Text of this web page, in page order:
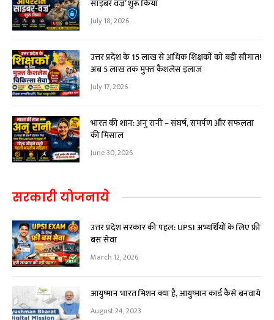
साइबर वज्र’ शुरू किया
July 18, 2026
उत्तर प्रदेश के 15 लाख से अधिक शिक्षकों को बड़ी सौगात!
अब ₹5 लाख तक मुफ्त कैशलेस इलाज
July 17, 2026
भारत की शान: अनु रानी – संघर्ष, समर्पण और सफलता
की मिसाल
June 30, 2026
सरकारी योजनाये
उत्तर प्रदेश सरकार की पहल: UPSI अभ्यर्थियों के लिए फ्री
बस सेवा
March 12, 2026
आयुष्मान भारत मिशन क्या है, आयुष्मान कार्ड कैसे बनवाये
August 24, 2023